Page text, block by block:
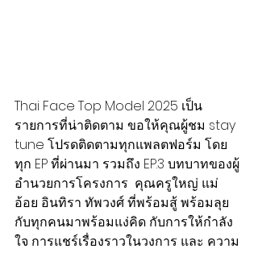
Thai Face Top Model 2025 เป็น
รายการที่น่าติดตาม ขอให้คุณผู้ชม stay
tune โปรดติดตามทุกแพลตฟอร์ม โดย
ทุก EP ที่ผ่านมา รวมถึง EP.3 บทบาทของผู้
อำนวยการโครงการ  คุณครูใหญ่ แม่
อ้อย อินทิรา ทัพวงศ์ ที่พร้อมสู้ พร้อมลุย
กับทุกคนมาพร้อมแง่คิด กับการให้กำลัง
ใจ การแชร์เรื่องราวในวงการ และ ความ